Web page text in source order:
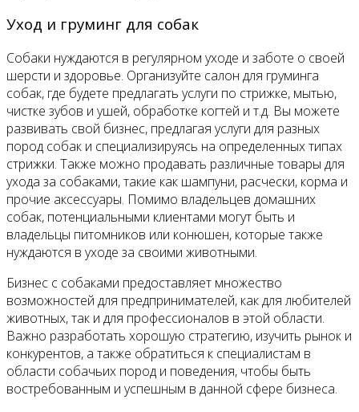
Уход и груминг для собак
Собаки нуждаются в регулярном уходе и заботе о своей
шерсти и здоровье. Организуйте салон для груминга
собак, где будете предлагать услуги по стрижке, мытью,
чистке зубов и ушей, обработке когтей и т.д. Вы можете
развивать свой бизнес, предлагая услуги для разных
пород собак и специализируясь на определенных типах
стрижки. Также можно продавать различные товары для
ухода за собаками, такие как шампуни, расчески, корма и
прочие аксессуары. Помимо владельцев домашних
собак, потенциальными клиентами могут быть и
владельцы питомников или конюшен, которые также
нуждаются в уходе за своими животными.
Бизнес с собаками предоставляет множество
возможностей для предпринимателей, как для любителей
животных, так и для профессионалов в этой области.
Важно разработать хорошую стратегию, изучить рынок и
конкурентов, а также обратиться к специалистам в
области собачьих пород и поведения, чтобы быть
востребованным и успешным в данной сфере бизнеса.